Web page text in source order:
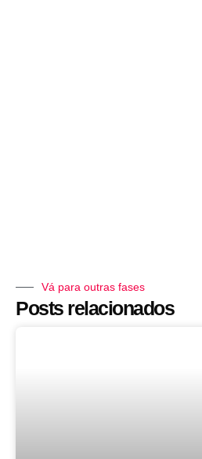
Vá para outras fases
Posts relacionados